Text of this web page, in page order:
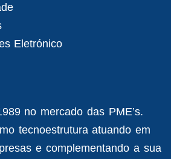
Eletrónico
no mercado das PME’s.
tecnoestrutura atuando em
e complementando a sua